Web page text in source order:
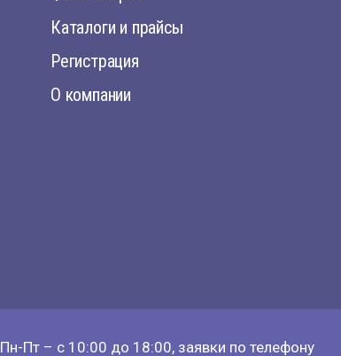
Каталоги и прайсы
Регистрация
О компании
Пн-Пт – с 10:00 до 18:00, заявки по телефону